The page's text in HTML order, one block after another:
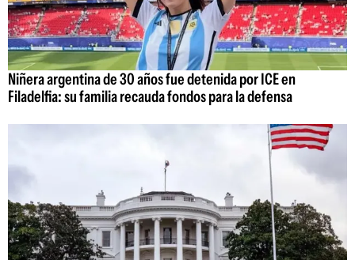
Niñera argentina de 30 años fue detenida por ICE en
Filadelfia: su familia recauda fondos para la defensa